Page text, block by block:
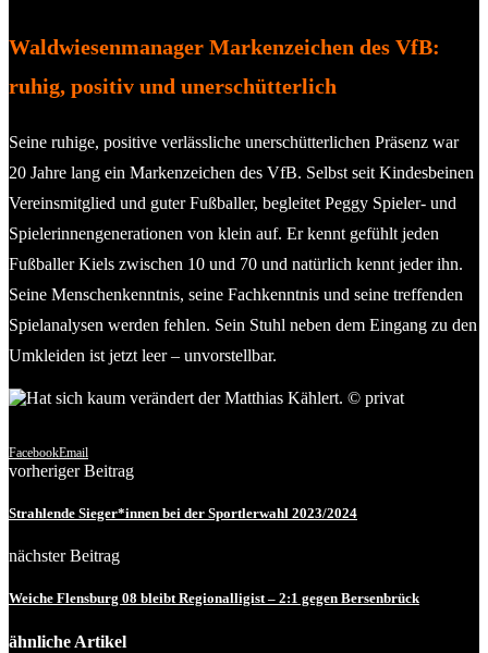
Waldwiesenmanager Markenzeichen des VfB:
ruhig, positiv und unerschütterlich
Seine ruhige, positive verlässliche unerschütterlichen Präsenz war
20 Jahre lang ein Markenzeichen des VfB. Selbst seit Kindesbeinen
Vereinsmitglied und guter Fußballer, begleitet Peggy Spieler- und
Spielerinnengenerationen von klein auf. Er kennt gefühlt jeden
Fußballer Kiels zwischen 10 und 70 und natürlich kennt jeder ihn.
Seine Menschenkenntnis, seine Fachkenntnis und seine treffenden
Spielanalysen werden fehlen. Sein Stuhl neben dem Eingang zu den
Umkleiden ist jetzt leer – unvorstellbar.
FacebookEmail
vorheriger Beitrag
Strahlende Sieger*innen bei der Sportlerwahl 2023/2024
nächster Beitrag
Weiche Flensburg 08 bleibt Regionalligist – 2:1 gegen Bersenbrück
ähnliche Artikel